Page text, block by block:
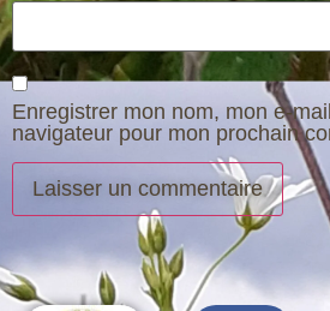
Enregistrer mon nom, mon e-
navigateur pour mon prochain